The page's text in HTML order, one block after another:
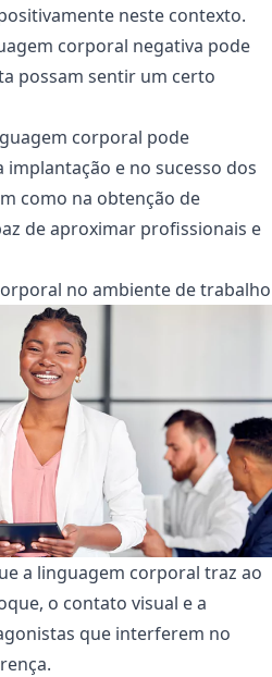
neste contexto.
corporal negativa pode
possam sentir um certo
corporal pode
e no sucesso dos
como na obtenção de
de aproximar profissionais e
no ambiente de trabalho
a linguagem corporal traz ao
o contato visual e a
que interferem no